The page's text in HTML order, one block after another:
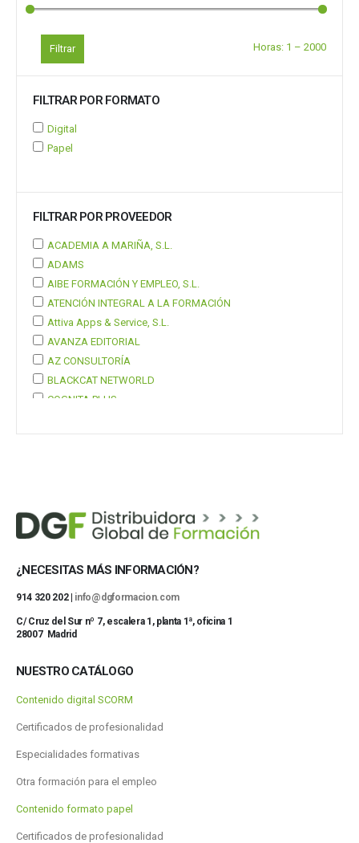
Filtrar Horas: 1 – 2000
FILTRAR POR FORMATO
Digital
Papel
FILTRAR POR PROVEEDOR
ACADEMIA A MARIÑA, S.L.
ADAMS
AIBE FORMACIÓN Y EMPLEO, S.L.
ATENCIÓN INTEGRAL A LA FORMACIÓN
Attiva Apps & Service, S.L.
AVANZA EDITORIAL
AZ CONSULTORÍA
BLACKCAT NETWORLD
COGNITA PLUS
Mostrar 37 más
¿NECESITAS MÁS INFORMACIÓN?
914 320 202 | info@dgformacion.com
C/ Cruz del Sur nº 7, escalera 1, planta 1ª, oficina 1
28007 Madrid
NUESTRO CATÁLOGO
Contenido digital SCORM
Certificados de profesionalidad
Especialidades formativas
Otra formación para el empleo
Contenido formato papel
Certificados de profesionalidad